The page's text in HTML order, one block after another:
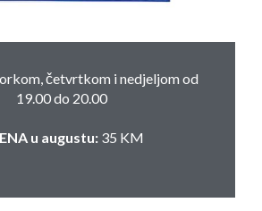
četvrtkom i nedjeljom od
19.00 do 20.00
u augustu: 35 KM